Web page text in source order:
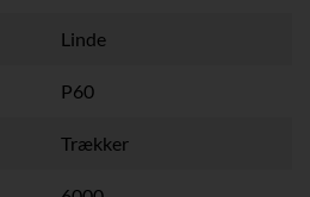
Linde
P60
Trækker